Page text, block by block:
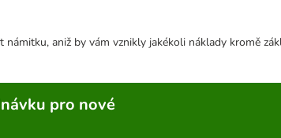
aniž by vám vznikly jakékoli náklady kromě
pro nové